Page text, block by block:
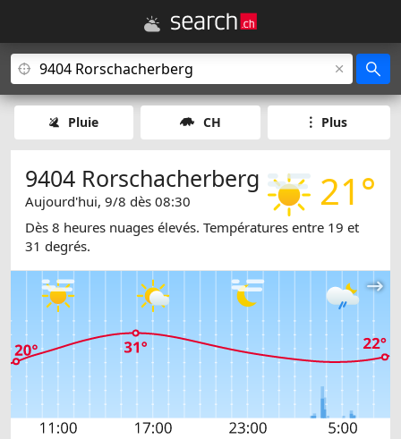
Pluie CH Plus
21°
9404 Rorschacherberg
Aujourd'hui, 9/8 dès 08:30
Dès 8 heures nuages élevés. Températures entre 19 et
31 degrés.